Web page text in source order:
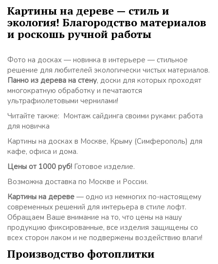
Картины на дереве — стиль и
экология! Благородство материалов
и роскошь ручной работы
Фото на досках — новинка в интерьере — стильное
решение для любителей экологически чистых материалов.
Панно из дерева на стену, доски для которых проходят
многократную обработку и печатаются
ультрафиолетовыми чернилами!
Читайте также: Монтаж сайдинга своими руками: работа
для новичка
Картины на досках в Москве, Крыму (Симферополь) для
кафе, офиса и дома.
Цены от 1000 руб! Готовое изделие.
Возможна доставка по Москве и России.
Картины на дереве — одно из немногих по-настоящему
современных решений для интерьера в стиле лофт.
Обращаем Ваше внимание на то, что цены на нашу
продукцию фиксированные, все изделия защищены со
всех сторон лаком и не подвержены воздействию влаги!
Производство фотоплитки